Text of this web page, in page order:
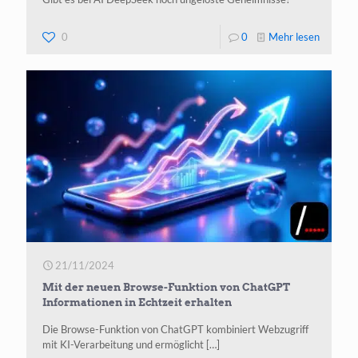
0 0 Mehr lesen-
21/11/2024
Mit der neuen Browse-Funktion von ChatGPT
Informationen in Echtzeit erhalten
Die Brow­se-Funk­ti­on von ChatGPT kom­bi­niert Web­zu­griff
mit KI-Ver­ar­bei­tung und ermög­licht […]